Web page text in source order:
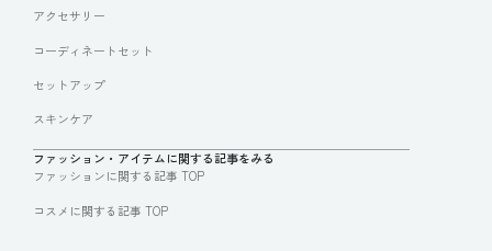
アクセサリー
コーディネートセット
セットアップ
スキンケア
ファッション・アイテムに関する記事をみる
ファッションに関する記事 TOP
コスメに関する記事 TOP